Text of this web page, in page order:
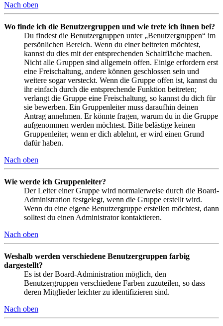
Nach oben
Wo finde ich die Benutzergruppen und wie trete ich ihnen bei?
Du findest die Benutzergruppen unter „Benutzergruppen“ im
persönlichen Bereich. Wenn du einer beitreten möchtest,
kannst du dies mit der entsprechenden Schaltfläche machen.
Nicht alle Gruppen sind allgemein offen. Einige erfordern erst
eine Freischaltung, andere können geschlossen sein und
weitere sogar versteckt. Wenn die Gruppe offen ist, kannst du
ihr einfach durch die entsprechende Funktion beitreten;
verlangt die Gruppe eine Freischaltung, so kannst du dich für
sie bewerben. Ein Gruppenleiter muss daraufhin deinen
Antrag annehmen. Er könnte fragen, warum du in die Gruppe
aufgenommen werden möchtest. Bitte belästige keinen
Gruppenleiter, wenn er dich ablehnt, er wird einen Grund
dafür haben.
Nach oben
Wie werde ich Gruppenleiter?
Der Leiter einer Gruppe wird normalerweise durch die Board-
Administration festgelegt, wenn die Gruppe erstellt wird.
Wenn du eine eigene Benutzergruppe erstellen möchtest, dann
solltest du einen Administrator kontaktieren.
Nach oben
Weshalb werden verschiedene Benutzergruppen farbig
dargestellt?
Es ist der Board-Administration möglich, den
Benutzergruppen verschiedene Farben zuzuteilen, so dass
deren Mitglieder leichter zu identifizieren sind.
Nach oben